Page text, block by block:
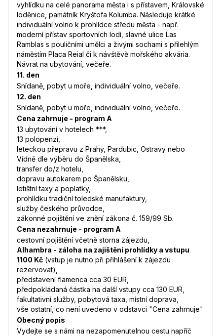
vyhlídku na celé panorama města i s přístavem, Královské
loděnice, památník Kryštofa Kolumba. Následuje krátké
individuální volno k prohlídce středu města - např.
moderní přístav sportovních lodí, slavné ulice Las
Ramblas s pouličními umělci a živými sochami s přilehlým
náměstím Placa Reial či k návštěvě mořského akvária.
Návrat na ubytování, večeře.
11. den
Snídaně, pobyt u moře, individuální volno, večeře.
12. den
Snídaně, pobyt u moře, individuální volno, večeře.
Cena zahrnuje - program A
13 ubytování v hotelech ***,
13 polopenzí,
leteckou přepravu z Prahy, Pardubic, Ostravy nebo
Vídně dle výběru do Španělska,
transfer do/z hotelu,
dopravu autokarem po Španělsku,
letištní taxy a poplatky,
prohlídku tradiční toledské manufaktury,
služby českého průvodce,
zákonné pojištění ve znění zákona č. 159/99 Sb.
Cena nezahrnuje - program A
cestovní pojištění včetně storna zájezdu,
Alhambra - záloha na zajištění prohlídky a vstupu
1100 Kč (vstup je nutno při přihlášení k zájezdu
rezervovat),
představení flamenca cca 30 EUR,
předpokládaná částka na další vstupy cca 130 EUR,
fakultativní služby, pobytová taxa, místní doprava,
vše ostatní, co není uvedeno v odstavci "Cena zahrnuje"
Obecný popis
Vydejte se s námi na nezapomenutelnou cestu napříč